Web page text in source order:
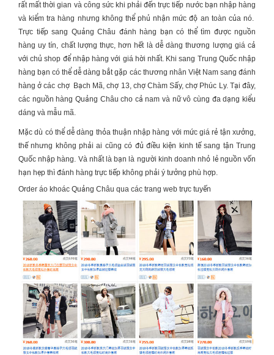
rất mất thời gian và công sức khi phải đến trực tiếp nước bạn nhập hàng
và kiểm tra hàng nhưng không thể phủ nhận mức độ an toàn của nó.
Trực tiếp sang Quảng Châu đánh hàng bạn có thể tìm được nguồn
hàng uy tín, chất lượng thực, hơn hết là dễ dàng thương lượng giá cả
với chủ shop để nhập hàng với giá hời nhất. Khi sang Trung Quốc nhập
hàng bạn có thể dễ dàng bắt gặp các thương nhân Việt Nam sang đánh
hàng ở các chợ Bạch Mã, chợ 13, chợ Chàm Sấy, chợ Phúc Ly. Tại đây,
các nguồn hàng Quảng Châu cho cả nam và nữ vô cùng đa dạng kiểu
dáng và mẫu mã.
Mặc dù có thể dễ dàng thỏa thuận nhập hàng với mức giá rẻ tận xưởng,
thế nhưng không phải ai cũng có đủ điều kiện kinh tế sang tận Trung
Quốc nhập hàng. Và nhất là bạn là người kinh doanh nhỏ lẻ nguồn vốn
hạn hẹp thì đánh hàng trực tiếp không phải ý tưởng phù hợp.
Order áo khoác Quảng Châu qua các trang web trực tuyến